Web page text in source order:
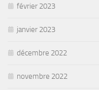
février 2023
janvier 2023
décembre 2022
novembre 2022